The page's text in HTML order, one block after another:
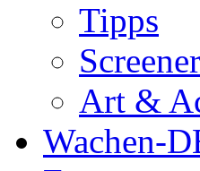
Tipps
Art &
Wachen-